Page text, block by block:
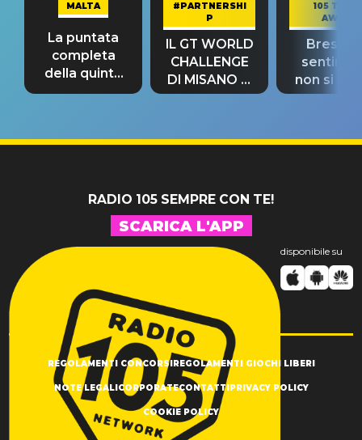
MALTA
La puntata
completa
della quinta
tappa
#PARTNERSHI
P
IL GT WORLD
CHALLENGE
DI MISANO si
riconferma
105 TAKE
AWAY
Bresh:
non si
fino alla
RADIO 105 SEMPRE CON TE!
SCARICA L'APP
disponibile su
REGOLAMENTI CONCORSI REGOLAMENTI GIOCHI LIBERI
NOTE LEGALI CORPORATECONTATTI PRIVACY POLICY
COOKIE POLICY